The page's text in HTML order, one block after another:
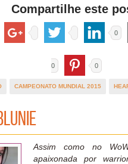
Compartilhe este
0
0 0
CAMPEONATO MUNDIAL 2015
Assim como no
apaixonada por